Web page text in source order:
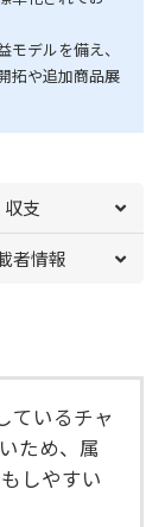
デルを備え、
拓や追加商品展
収支
者情報
ているチャ
ため、属
しやすい